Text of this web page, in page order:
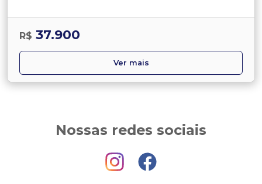
R$ 37.900
Ver mais
Nossas redes sociais